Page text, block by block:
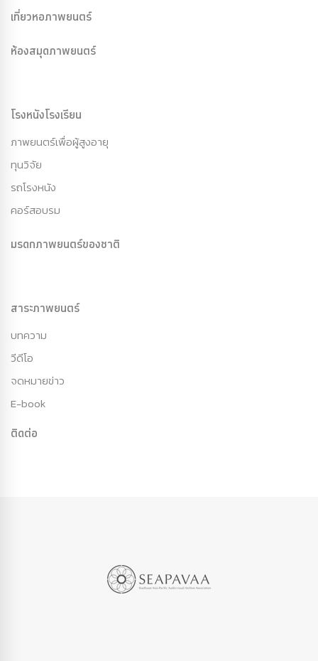
เที่ยวหอภาพยนตร์
ห้องสมุดภาพยนตร์
โรงหนังโรงเรียน
ภาพยนตร์เพื่อผู้สูงอายุ
ทุนวิจัย
รถโรงหนัง
คอร์สอบรม
มรดกภาพยนตร์ของชาติ
สาระภาพยนตร์
บทความ
วีดีโอ
จดหมายข่าว
E-book
ติดต่อ